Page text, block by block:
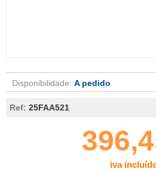
Disponibilidade: A pedido
Ref: 25FAA521
iva